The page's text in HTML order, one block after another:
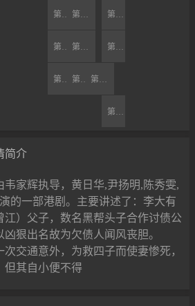
第31集 第32集
第33集
第34集 第35集 第36集
第37集 第38集 第39集
第40集
简介
韦家辉执导，黄日华,尹扬明,陈秀雯,
的一部港剧。主要讲述了：李大有
江）父子，数名黑帮头子合作讨债公
凶狠出名故为欠债人闻风丧胆。
交通意外，为救四子而使妻惨死，
但其自小便不得